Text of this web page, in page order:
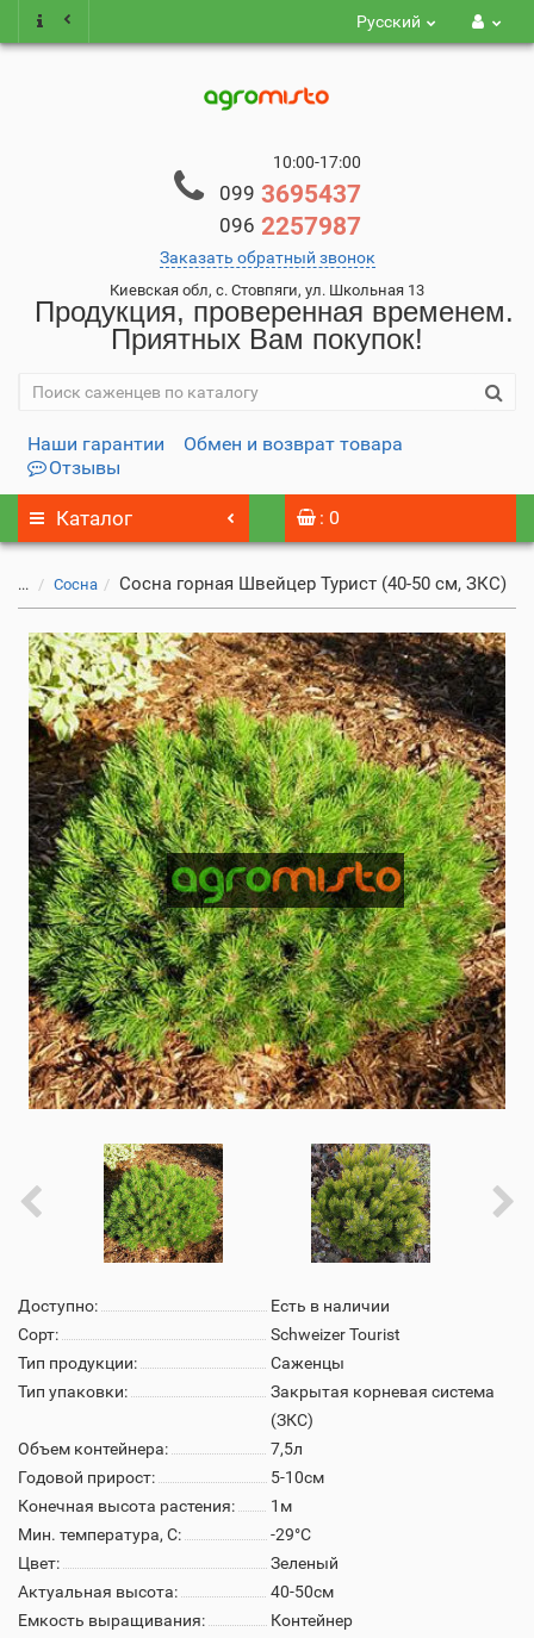
Русский
10:00-17:00
099 3695437
096 2257987
Заказать обратный звонок
Киевская обл, с. Стовпяги, ул. Школьная 13
Продукция, проверенная временем.
Приятных Вам покупок!
Наши гарантии
Обмен и возврат товара
Отзывы
Каталог : 0
... Сосна Сосна горная Швейцер Турист (40-50 см, ЗКС)
Доступно:
Есть в наличии
Сорт:
Schweizer Tourist
Тип продукции:
Саженцы
Тип упаковки:
Закрытая корневая система
(ЗКС)
Объем контейнера:
7,5л
Годовой прирост:
5-10см
Конечная высота растения:
1м
Мин. температура, С:
-29°C
Цвет:
Зеленый
Актуальная высота:
40-50см
Емкость выращивания:
Контейнер